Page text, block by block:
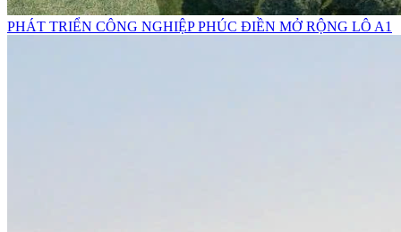
PHÁT TRIỂN CÔNG NGHIỆP PHÚC ĐIỀN MỞ RỘNG LÔ A1